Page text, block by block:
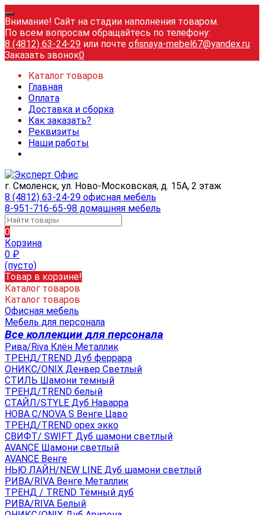
Внимание! Сайт на стадии наполнения товаром.
По всем вопросам обращайтесь по телефону:
8 (4812) 63-24-29 или почте ofisnaya-mebel67@yandex.ru
Заказать звонок0
Каталог товаров
Главная
Оплата
Доставка и сборка
Как заказать?
Реквизиты
Наши работы
г. Смоленск, ул. Ново-Московская, д. 15А, 2 этаж
8 (4812) 63-24-29 офисная мебель
8-951-716-65-98 домашняя мебель
0
Корзина
0 ₽
(пусто)
Товар в корзине!
Каталог товаров
Каталог товаров
Офисная мебель
Мебель для персонала
Все коллекции для персонала
Рива/Riva Клён Металлик
ТРЕНД/TREND Дуб феррара
ОНИКС/ONIX Денвер Светлый
СТИЛЬ Шамони темный
ТРЕНД/TREND белый
СТАЙЛ/STYLE Дуб Наварра
НОВА С/NOVA S Венге Цаво
ТРЕНД/TREND орех экко
СВИФТ/ SWIFT Дуб шамони светлый
AVANCE Шамони светлый
AVANCE Венге
НЬЮ ЛАЙН/NEW LINE Дуб шамони светлый
РИВА/RIVA Венге Металлик
TРЕНД / TREND Тёмный дуб
РИВА/RIVA Белый